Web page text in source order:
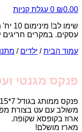
₪0.00
0 עגלת קניות
עסקים. במקרים חריגים
עמוד הבית/ ילדים /
פנקס מגנטי
פנקס ממותג בגודל 7*15 סמ.
משולב עם עט בצורת
ארוז בקופסא שקופה.
מארז מושלם!